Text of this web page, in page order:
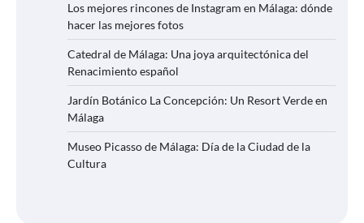
Los mejores rincones de Instagram en Málaga: dónde
hacer las mejores fotos
Catedral de Málaga: Una joya arquitectónica del
Renacimiento español
Jardín Botánico La Concepción: Un Resort Verde en
Málaga
Museo Picasso de Málaga: Día de la Ciudad de la
Cultura